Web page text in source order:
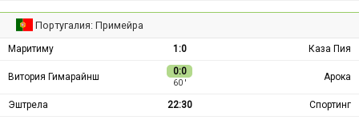
Португалия: Примейра
Маритиму 1:0 Каза Пия
Витория Гимарайнш 0:0
60 ′
Арока
Эштрела 22:30 Спортинг